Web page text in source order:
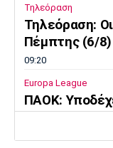
Τηλεόραση
Τηλεόραση:
Πέμπτης (6/
09:20
Europa League
ΠΑΟΚ:
Κολύμβηση